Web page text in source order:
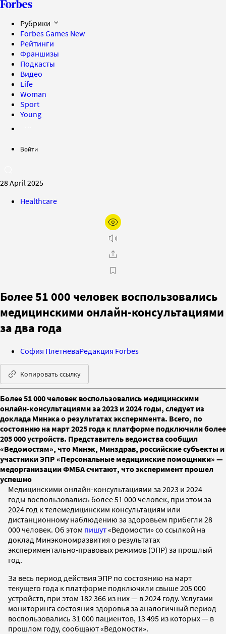
Рубрики
Forbes Games New
Рейтинги
Франшизы
Подкасты
Видео
Life
Woman
Sport
Young
Войти
28 April 2025
Healthcare
Более 51 000 человек воспользовались
медицинскими онлайн-консультациями
за два года
София ПлетневаРедакция Forbes
Копировать ссылку
Более 51 000 человек воспользовались медицинскими
онлайн-консультациями за 2023 и 2024 годы, следует из
доклада Минэка о результатах эксперимента. Всего, по
состоянию на март 2025 года к платформе подключили более
205 000 устройств. Представитель ведомства сообщил
«Ведомостям», что Минэк, Минздрав, российские субъекты и
участники ЭПР «Персональные медицинские помощники» —
медорганизации ФМБА считают, что эксперимент прошел
успешно
Медицинскими онлайн-консультациями за 2023 и 2024
годы воспользовались более 51 000 человек, при этом за
2024 год к телемедицинским консультациям или
дистанционному наблюдению за здоровьем прибегли 28
000 человек. Об этом пишут«Ведомости» со ссылкой на
доклад Минэкономразвития о результатах
экспериментально-правовых режимов (ЭПР) за прошлый
год.
За весь период действия ЭПР по состоянию на март
текущего года к платформе подключили свыше 205 000
устройств, при этом 182 366 из них — в 2024 году. Услугами
мониторинга состояния здоровья за аналогичный период
воспользовались 31 000 пациентов, 13 495 из которых — в
прошлом году, сообщают «Ведомости».